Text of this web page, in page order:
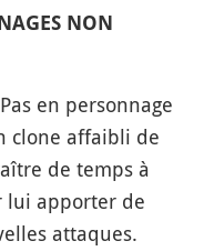
NON
en personnage
clone affaibli de
de temps à
lui apporter de
attaques.